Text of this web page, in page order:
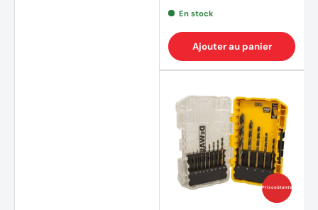
(4
En stock
Ajouter au panier
Prix coûtants